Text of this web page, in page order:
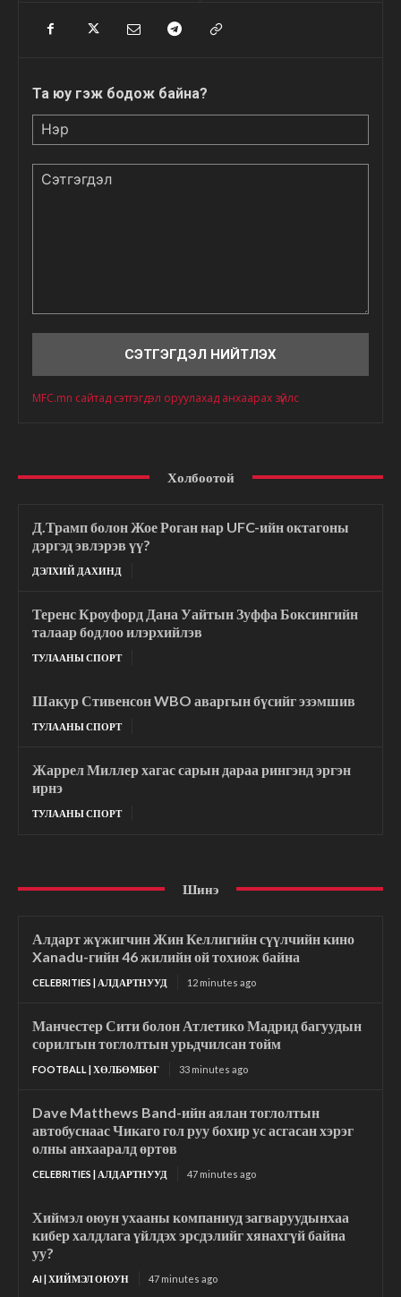
Та юу гэж бодож байна?
MFC.mn сайтад сэтгэгдэл оруулахад анхаарах зүйлс
Холбоотой
Д.Трамп болон Жое Роган нар UFC-ийн октагоны
дэргэд эвлэрэв үү?
ДЭЛХИЙ ДАХИНД
Теренс Кроуфорд Дана Уайтын Зуффа Боксингийн
талаар бодлоо илэрхийлэв
ТУЛААНЫ СПОРТ
Шакур Стивенсон WBO аваргын бүсийг эзэмшив
ТУЛААНЫ СПОРТ
Жаррел Миллер хагас сарын дараа рингэнд эргэн
ирнэ
ТУЛААНЫ СПОРТ
Шинэ
Алдарт жүжигчин Жин Келлигийн сүүлчийн кино
Xanadu-гийн 46 жилийн ой тохиож байна
CELEBRITIES | АЛДАРТНУУД 12 minutes ago
Манчестер Сити болон Атлетико Мадрид багуудын
сорилгын тоглолтын урьдчилсан тойм
FOOTBALL | ХӨЛБӨМБӨГ 33 minutes ago
Dave Matthews Band-ийн аялан тоглолтын
автобуснаас Чикаго гол руу бохир ус асгасан хэрэг
олны анхааралд өртөв
CELEBRITIES | АЛДАРТНУУД 47 minutes ago
Хиймэл оюун ухааны компаниуд загваруудынхаа
кибер халдлага үйлдэх эрсдэлийг хянахгүй байна
уу?
AI | ХИЙМЭЛ ОЮУН 47 minutes ago